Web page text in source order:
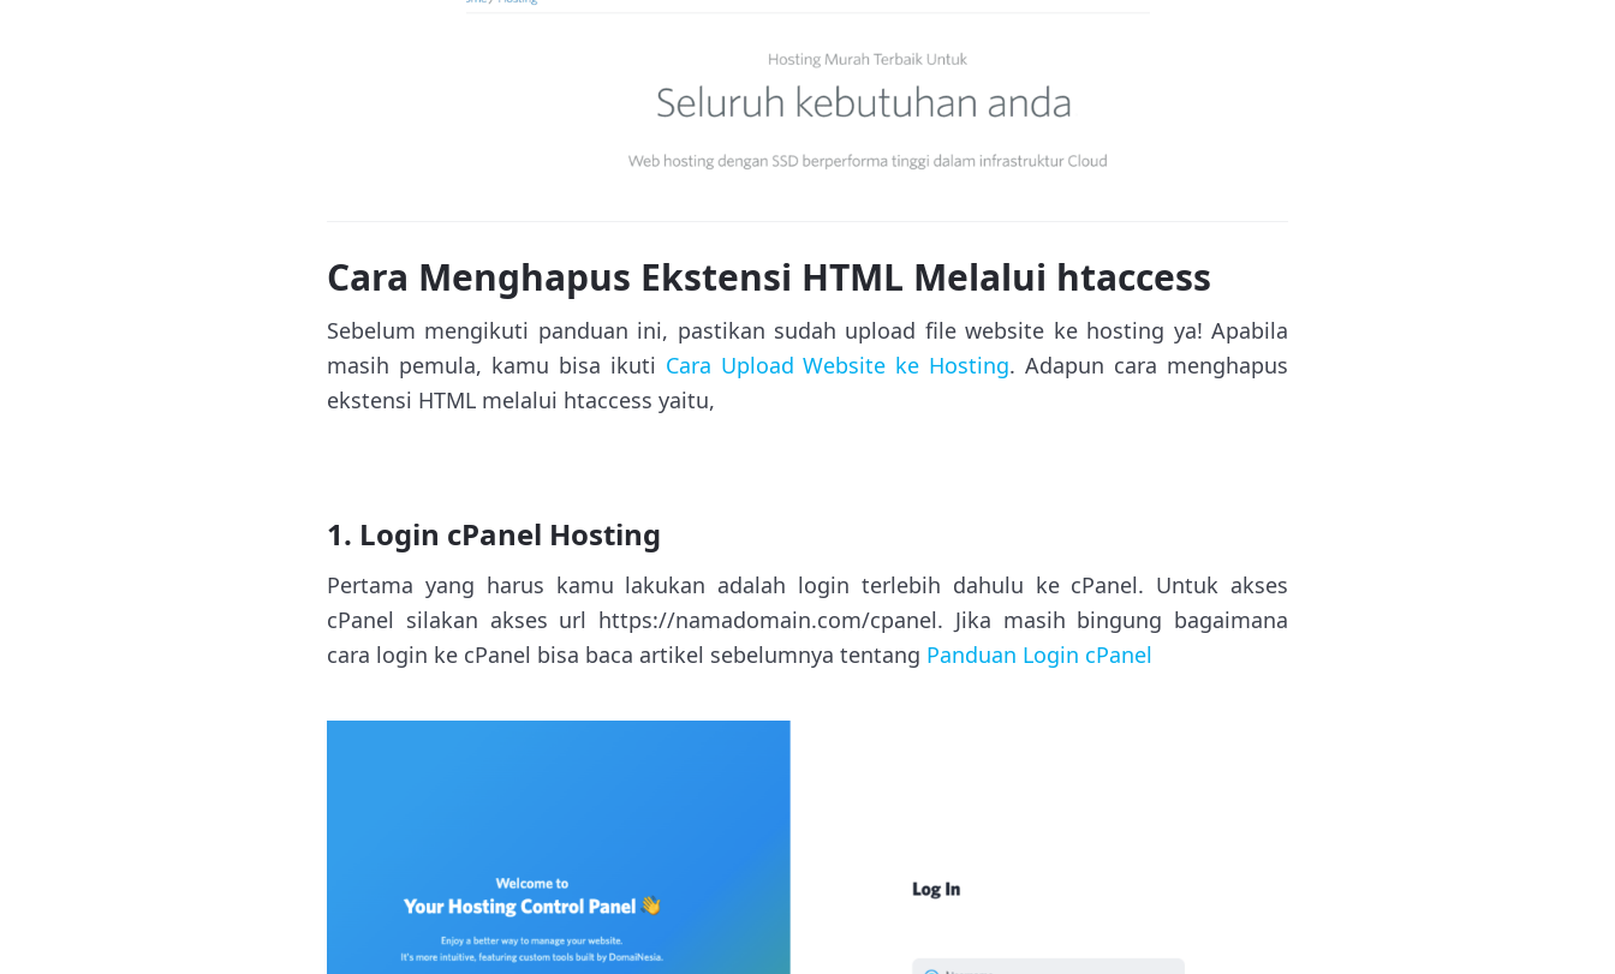
Cara Menghapus Ekstensi HTML Melalui htaccess
Sebelum mengikuti panduan ini, pastikan sudah upload file website ke hosting ya! Apabila
masih pemula, kamu bisa ikuti Cara Upload Website ke Hosting. Adapun cara menghapus
ekstensi HTML melalui htaccess yaitu,
1. Login cPanel Hosting
Pertama yang harus kamu lakukan adalah login terlebih dahulu ke cPanel. Untuk akses
cPanel silakan akses url https://namadomain.com/cpanel. Jika masih bingung bagaimana
cara login ke cPanel bisa baca artikel sebelumnya tentang Panduan Login cPanel